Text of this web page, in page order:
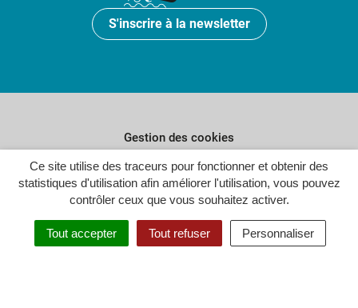
Ce site utilise des traceurs pour fonctionner et obtenir des
statistiques d'utilisation afin améliorer l'utilisation, vous pouvez
contrôler ceux que vous souhaitez activer.
Tout accepter Tout refuser Personnaliser
S'inscrire à la newsletter
Gestion des cookies
Plan du site
Politique de confidentialité
Crédits